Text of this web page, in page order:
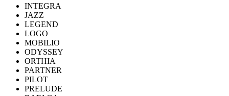
INTEGRA
JAZZ
LEGEND
LOGO
MOBILIO
ODYSSEY
ORTHIA
PARTNER
PILOT
PRELUDE